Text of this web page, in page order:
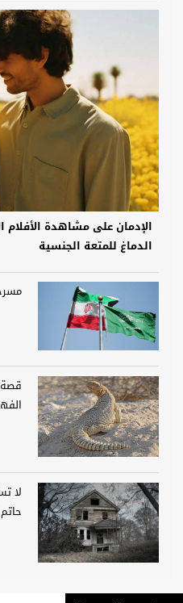
الإدمان على مشاهدة الأفلام
الدماغ للمتعة الجنسية
لا